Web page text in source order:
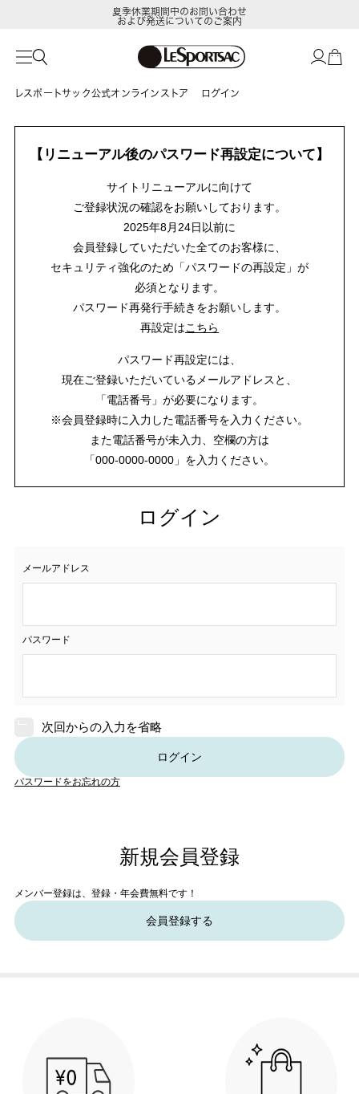
夏季休業期間中のお問い合わせ
および発送についてのご案内
レスポートサック公式オンラインストア ログイン
【リニューアル後のパスワード再設定について】
サイトリニューアルに向けて
ご登録状況の確認をお願いしております。
2025年8月24日以前に
会員登録していただいた全てのお客様に、
セキュリティ強化のため「パスワードの再設定」が
必須となります。
パスワード再発行手続きをお願いします。
再設定はこちら
パスワード再設定には、
現在ご登録いただいているメールアドレスと、
「電話番号」が必要になります。
※会員登録時に入力した電話番号を入力ください。
また電話番号が未入力、空欄の方は
「000-0000-0000」を入力ください。
ログイン
メールアドレス
パスワード
次回からの入力を省略
ログイン
パスワードをお忘れの方
新規会員登録
メンバー登録は、登録・年会費無料です！
会員登録する